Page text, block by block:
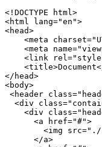
<!DOCTYPE html>
<html lang="en">
<head>
<meta
<meta
<link
</head>
<body>
<header
<div
<div
      <a href="#">
<img
      </a>